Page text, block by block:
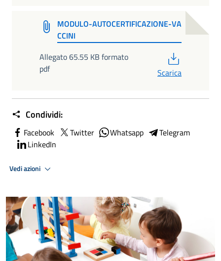
MODULO-AUTOCERTIFICAZIONE-VA
CCINI
Allegato 65.55 KB formato
pdf
Scarica
Condividi:
Facebook Twitter Whatsapp
Telegram
LinkedIn
Vedi azioni